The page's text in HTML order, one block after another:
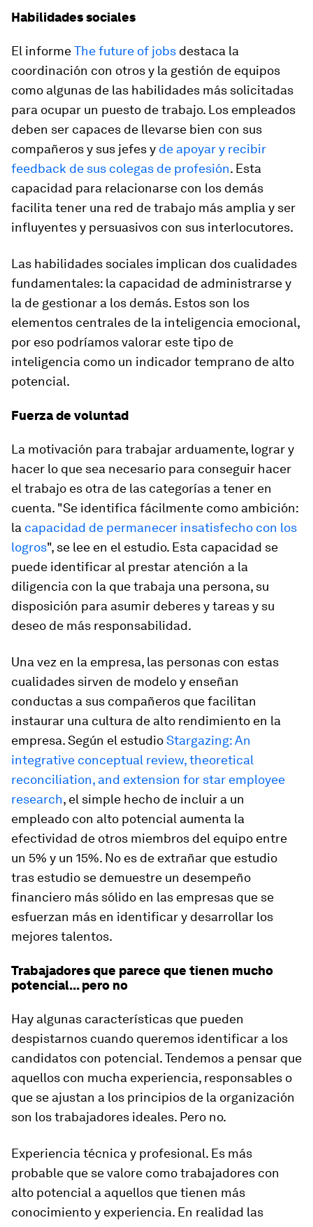
Habilidades sociales
El informeThe future of jobs destaca la
coordinación con otros y la gestión de equipos
como algunas de las habilidades más solicitadas
para ocupar un puesto de trabajo. Los empleados
deben ser capaces de llevarse bien con sus
compañeros y sus jefes y de apoyar y recibir
feedback de sus colegas de profesión. Esta
capacidad para relacionarse con los demás
facilita tener una red de trabajo más amplia y ser
influyentes y persuasivos con sus interlocutores.
Las habilidades sociales implican dos cualidades
fundamentales: la capacidad de administrarse y
la de gestionar a los demás. Estos son los
elementos centrales de la inteligencia emocional,
por eso podríamos valorar este tipo de
inteligencia como un indicador temprano de alto
potencial.
Fuerza de voluntad
La motivación para trabajar arduamente, lograr y
hacer lo que sea necesario para conseguir hacer
el trabajo es otra de las categorías a tener en
cuenta. "Se identifica fácilmente como ambición:
la capacidad de permanecer insatisfecho con los
logros", se lee en el estudio. Esta capacidad se
puede identificar al prestar atención a la
diligencia con la que trabaja una persona, su
disposición para asumir deberes y tareas y su
deseo de más responsabilidad.
Una vez en la empresa, las personas con estas
cualidades sirven de modelo y enseñan
conductas a sus compañeros que facilitan
instaurar una cultura de alto rendimiento en la
empresa. Según el estudioStargazing: An
integrative conceptual review, theoretical
reconciliation, and extension for star employee
research, el simple hecho de incluir a un
empleado con alto potencial aumenta la
efectividad de otros miembros del equipo entre
un 5% y un 15%. No es de extrañar que estudio
tras estudio se demuestre un desempeño
financiero más sólido en las empresas que se
esfuerzan más en identificar y desarrollar los
mejores talentos.
Trabajadores que parece que tienen mucho
potencial... pero no
Hay algunas características que pueden
despistarnos cuando queremos identificar a los
candidatos con potencial. Tendemos a pensar que
aquellos con mucha experiencia, responsables o
que se ajustan a los principios de la organización
son los trabajadores ideales. Pero no.
Experiencia técnica y profesional. Es más
probable que se valore como trabajadores con
alto potencial a aquellos que tienen más
conocimiento y experiencia. En realidad las